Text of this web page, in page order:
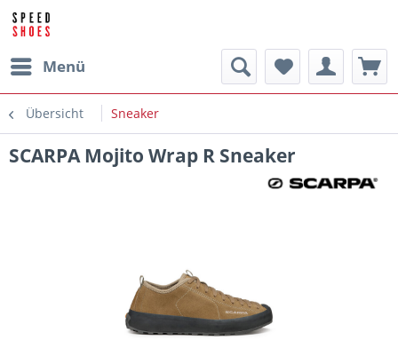
Menü
Übersicht Sneaker
SCARPA Mojito Wrap R Sneaker